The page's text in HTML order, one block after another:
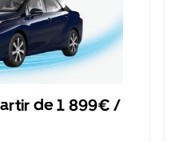
de 1 899€ /